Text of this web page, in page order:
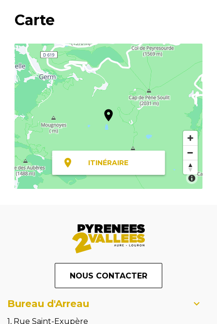
Carte
ITINÉRAIRE
NOUS CONTACTER
Bureau d'Arreau
1, Rue Saint-Exupère